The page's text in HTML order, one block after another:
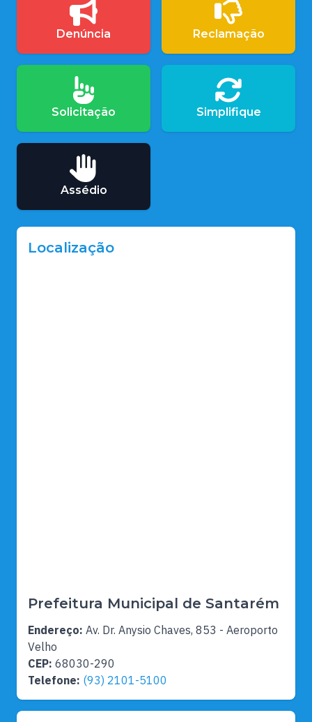
Denúncia Reclamação
Solicitação Simplifique
Assédio
Localização
Prefeitura Municipal de Santarém
Endereço: Av. Dr. Anysio Chaves, 853 - Aeroporto
Velho
CEP: 68030-290
Telefone: (93) 2101-5100